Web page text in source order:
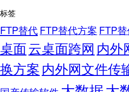
标签
FTP替代FTP替代方案 FTP
桌面云桌面跨网 内外
换方案内外网文件传